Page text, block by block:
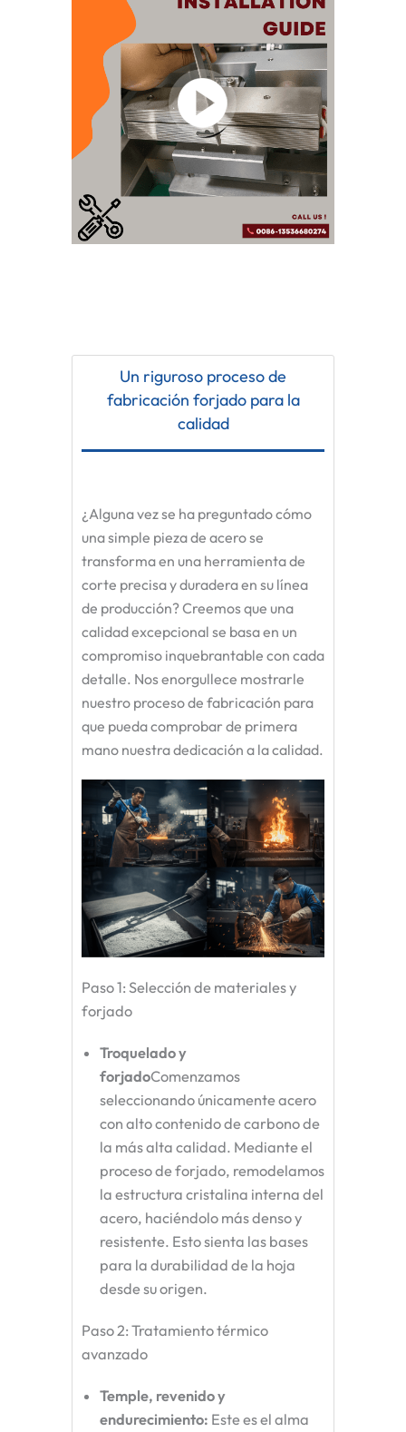
Un riguroso proceso de
fabricación forjado para la
calidad
¿Alguna vez se ha preguntado cómo
una simple pieza de acero se
transforma en una herramienta de
corte precisa y duradera en su línea
de producción? Creemos que una
calidad excepcional se basa en un
compromiso inquebrantable con cada
detalle. Nos enorgullece mostrarle
nuestro proceso de fabricación para
que pueda comprobar de primera
mano nuestra dedicación a la calidad.
Paso 1: Selección de materiales y
forjado
Troquelado y
forjadoComenzamos
seleccionando únicamente acero
con alto contenido de carbono de
la más alta calidad. Mediante el
proceso de forjado, remodelamos
la estructura cristalina interna del
acero, haciéndolo más denso y
resistente. Esto sienta las bases
para la durabilidad de la hoja
desde su origen.
Paso 2: Tratamiento térmico
avanzado
Temple, revenido y
endurecimiento: Este es el alma